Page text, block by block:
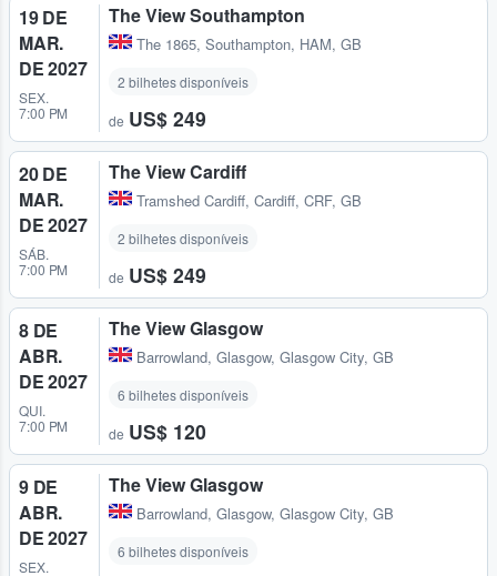
19 DE
MAR.
DE 2027
SEX.
7:00 PM
The View Southampton
The 1865, Southampton, HAM, GB
2 bilhetes disponíveis
de US$ 249
20 DE
MAR.
DE 2027
SÁB.
7:00 PM
The View Cardiff
Tramshed Cardiff, Cardiff, CRF, GB
2 bilhetes disponíveis
de US$ 249
8 DE
ABR.
DE 2027
QUI.
7:00 PM
The View Glasgow
Barrowland, Glasgow, Glasgow City, GB
6 bilhetes disponíveis
de US$ 120
9 DE
ABR.
DE 2027
SEX.
The View Glasgow
Barrowland, Glasgow, Glasgow City, GB
6 bilhetes disponíveis